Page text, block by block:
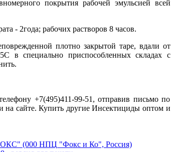
покрытия рабочей эмульсией всей
- 2года; рабочих растворов 8 часов.
плотно закрытой таре, вдали от
в специально приспособленных складах с
+7(495)411-99-51, отправив письмо по
на сайте. Купить другие Инсектициды оптом и
(000 НПЦ "Фокс и Ко", Россия)